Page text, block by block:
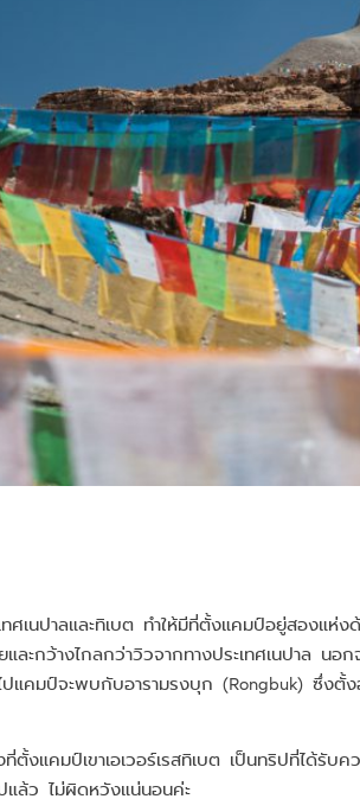
เทศเนปาลและทิเบต ทำให้มีที่ตั้งแคมป์อยู่สอง
กว้างไกลกว่าวิวจากทางประเทศเนปาล นอก
ปแคมป์จะพบกับอารามรงบุก (Rongbuk) ซึ่งตั้
ตั้งแคมป์เขาเอเวอร์เรสทิเบต เป็นทริปที่ได้รั
แล้ว ไม่ผิดหวังแน่นอนค่ะ